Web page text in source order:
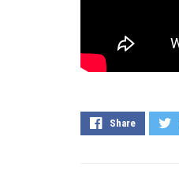
Share